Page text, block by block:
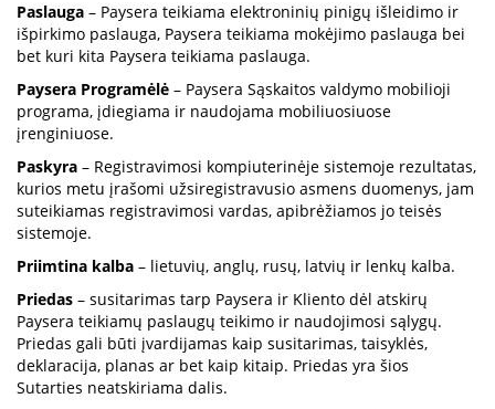
Paslauga – Paysera teikiama elektroninių pinigų išleidimo ir
išpirkimo paslauga, Paysera teikiama mokėjimo paslauga bei
bet kuri kita Paysera teikiama paslauga.
Paysera Programėlė – Paysera Sąskaitos valdymo mobilioji
programa, įdiegiama ir naudojama mobiliuosiuose
įrenginiuose.
Paskyra – Registravimosi kompiuterinėje sistemoje rezultatas,
kurios metu įrašomi užsiregistravusio asmens duomenys, jam
suteikiamas registravimosi vardas, apibrėžiamos jo teisės
sistemoje.
Priimtina kalba – lietuvių, anglų, rusų, latvių ir lenkų kalba.
Priedas – susitarimas tarp Paysera ir Kliento dėl atskirų
Paysera teikiamų paslaugų teikimo ir naudojimosi sąlygų.
Priedas gali būti įvardijamas kaip susitarimas, taisyklės,
deklaracija, planas ar bet kaip kitaip. Priedas yra šios
Sutarties neatskiriama dalis.